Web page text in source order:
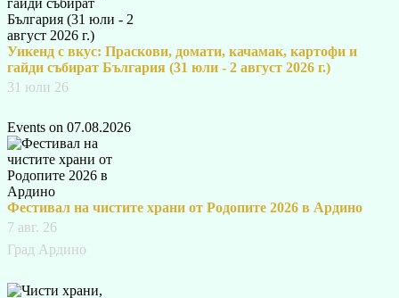
Уикенд с вкус: Праскови, домати, качамак, картофи и
гайди събират България (31 юли - 2 август 2026 г.)
31 юли 26
Events on 07.08.2026
Фестивал на чистите храни от Родопите 2026 в Ардино
7 авг. 26
Град Ардино